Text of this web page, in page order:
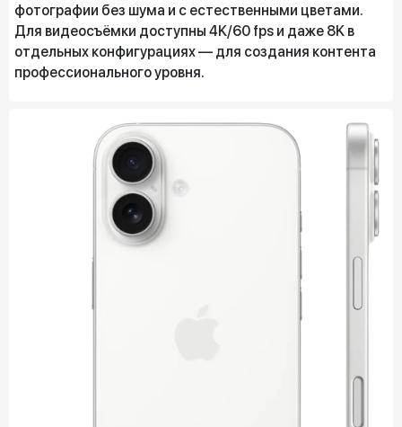
фотографии без шума и с естественными цветами.
Для видеосъёмки доступны 4K/60 fps и даже 8K в
отдельных конфигурациях — для создания контента
профессионального уровня.